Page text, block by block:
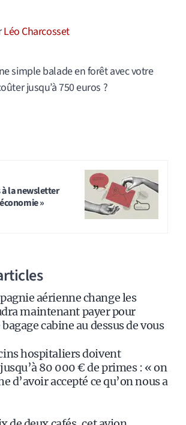
Léo Charcosset
simple balade en forêt avec votre
jusqu’à 750 euros ?
la newsletter
»
aérienne change les
maintenant payer pour
cabine au dessus de vous
hospitaliers doivent
80 000 € de primes : « on
d’avoir accepté ce qu’on nous a